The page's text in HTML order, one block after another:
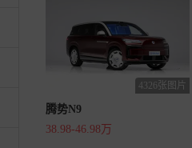
4326张图片
腾势N9
38.98-46.98万